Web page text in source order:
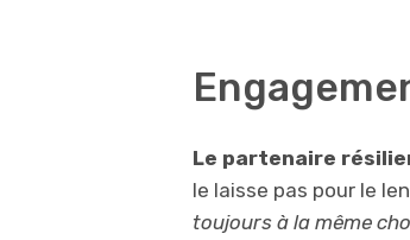
Le partenaire
le laisse pas pour le
toujours à la même